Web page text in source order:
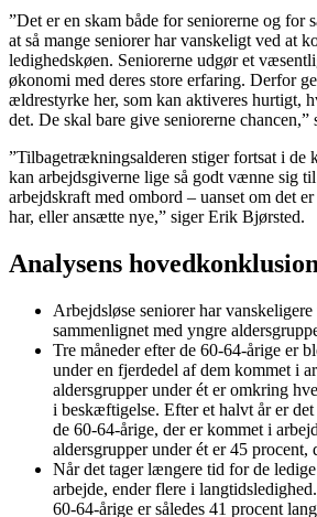
”Det er en skam både for seniorerne og for
at så mange seniorer har vanskeligt ved at
ledighedskøen. Seniorerne udgør et
økonomi med deres store erfaring. Derfor
ældrestyrke her, som kan aktiveres hurtigt,
det. De skal bare give seniorerne
”Tilbagetrækningsalderen stiger fortsat i de
kan arbejdsgiverne lige så godt vænne sig
arbejdskraft med ombord – uanset om det
har, eller ansætte nye,” siger Erik Bjørsted.
Analysens
Arbejdsløse seniorer har
sammenlignet med yngre
Tre måneder efter de 60-64-årige er
under en fjerdedel af dem kommet i
aldersgrupper under ét er omkring
i beskæftigelse. Efter et halvt år er
de 60-64-årige, der er kommet i
aldersgrupper under ét er 45 procent,
Når det tager længere tid for de
arbejde, ender flere i
60-64-årige er således 41 procent